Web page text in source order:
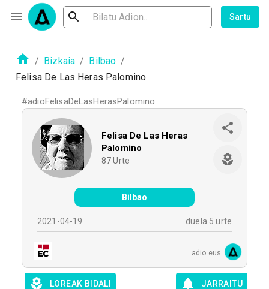
Sartu
/ Bizkaia / Bilbao /
Felisa De Las Heras Palomino
#adioFelisaDeLasHerasPalomino
Felisa De Las Heras
Palomino
87 Urte
Bilbao
2021-04-19 duela 5 urte
adio.eus
LOREAK BIDALI JARRAITU